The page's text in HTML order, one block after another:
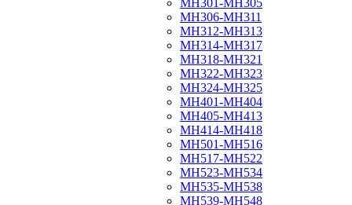
МН301-МН305
МН306-МН311
МН312-МН313
МН314-МН317
МН318-МН321
МН322-МН323
МН324-МН325
МН401-МН404
МН405-МН413
МН414-МН418
МН501-МН516
МН517-МН522
МН523-МН534
МН535-МН538
МН539-МН548